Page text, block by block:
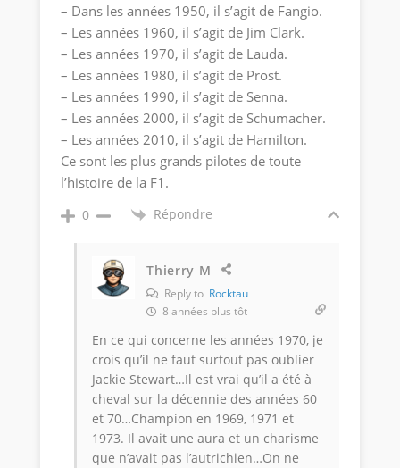
– Dans les années 1950, il s’agit de Fangio.
– Les années 1960, il s’agit de Jim Clark.
– Les années 1970, il s’agit de Lauda.
– Les années 1980, il s’agit de Prost.
– Les années 1990, il s’agit de Senna.
– Les années 2000, il s’agit de Schumacher.
– Les années 2010, il s’agit de Hamilton.
Ce sont les plus grands pilotes de toute
l’histoire de la F1.
0 Répondre
Thierry M
Reply to Rocktau
8 années plus tôt
En ce qui concerne les années 1970, je
crois qu’il ne faut surtout pas oublier
Jackie Stewart…Il est vrai qu’il a été à
cheval sur la décennie des années 60
et 70…Champion en 1969, 1971 et
1973. Il avait une aura et un charisme
que n’avait pas l’autrichien…On ne